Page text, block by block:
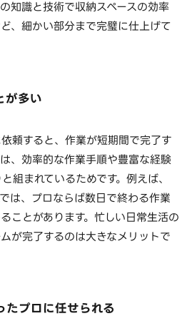
知識と技術で収納スペースの効率
、細かい部分まで完璧に仕上げて
が多い
頼すると、作業が短期間で完了す
、効率的な作業手順や豊富な経験
組まれているためです。例えば、
は、プロならば数日で終わる作業
ことがあります。忙しい日常生活の
が完了するのは大きなメリットで
たプロに任せられる